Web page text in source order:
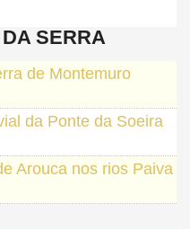
SERRA
de Montemuro
da Ponte da Soeira
Arouca nos rios Paiva